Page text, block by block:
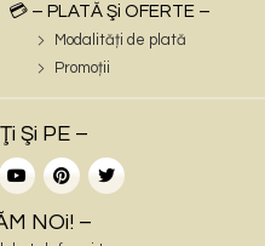
💳 – PLATĂ Şi OFERTE –
Modalități de plată
Promoții
Şi PE –
NOi! –